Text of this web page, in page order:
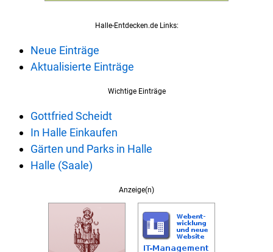
Halle-Entdecken.de Links:
Neue Einträge
Aktualisierte Einträge
Wichtige Einträge
Gottfried Scheidt
In Halle Einkaufen
Gärten und Parks in Halle
Halle (Saale)
Anzeige(n)